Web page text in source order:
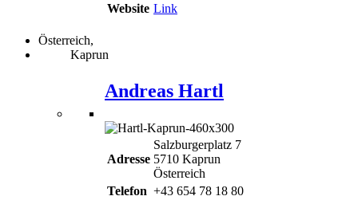
Website Link
Österreich,
Kaprun
Andreas Hartl
Adresse
Salzburgerplatz 7
5710 Kaprun
Österreich
Telefon +43 654 78 18 80